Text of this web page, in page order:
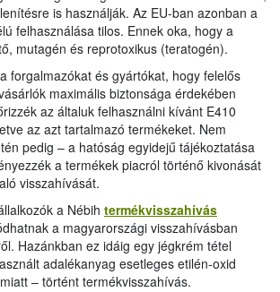
is használják. Az EU-ban azonban a
felhasználása tilos. Ennek oka, hogy a
mutagén és reprotoxikus (teratogén).
forgalmazókat és gyártókat, hogy felelős
maximális biztonsága érdekében
az általuk felhasználni kívánt E410
az azt tartalmazó termékeket. Nem
pedig – a hatóság egyidejű tájékoztatása
a termékek piacról történő kivonását
visszahívását.
a Nébih termékvisszahívás
a magyarországi visszahívásban
Hazánkban ez idáig egy jégkrém tétel
adalékanyag esetleges etilén-oxid
– történt termékvisszahívás.